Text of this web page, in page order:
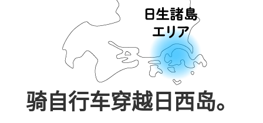
骑自行车穿越日西岛。